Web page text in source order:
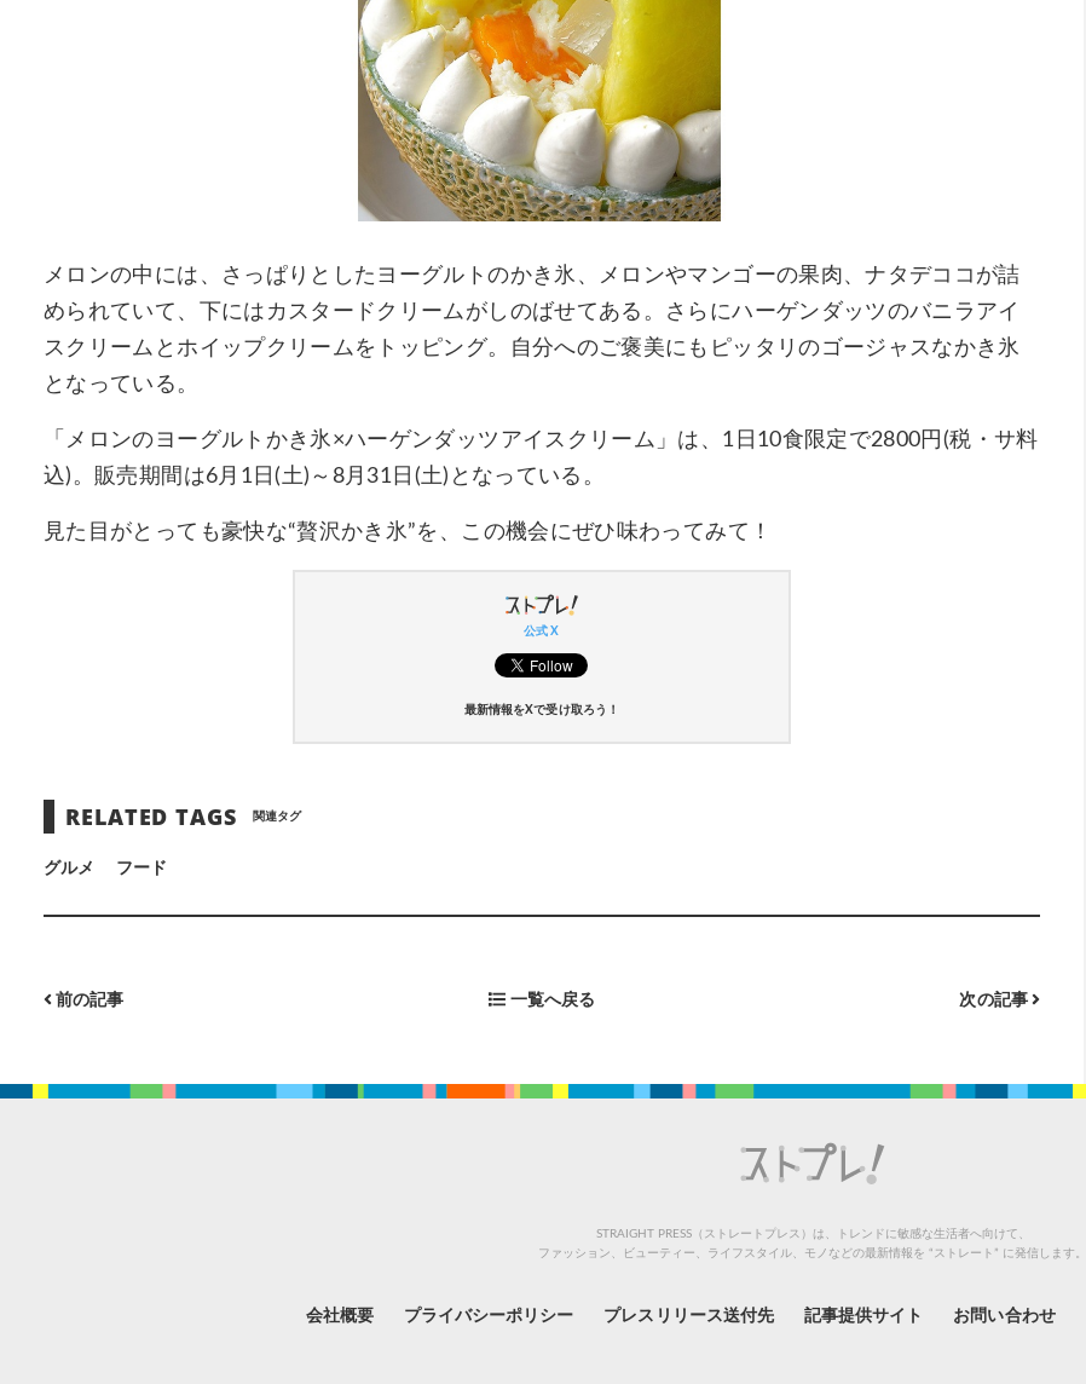
メロンの中には、さっぱりとしたヨーグルトのかき氷、メロンやマンゴーの果肉、ナタデココが詰
められていて、下にはカスタードクリームがしのばせてある。さらにハーゲンダッツのバニラアイ
スクリームとホイップクリームをトッピング。自分へのご褒美にもピッタリのゴージャスなかき氷
となっている。
「メロンのヨーグルトかき氷×ハーゲンダッツアイスクリーム」は、1日10食限定で2800円(税・サ料
込)。販売期間は6月1日(土)～8月31日(土)となっている。
見た目がとっても豪快な“贅沢かき氷”を、この機会にぜひ味わってみて！
公式 X
最新情報をXで受け取ろう！
RELATED TAGS 関連タグ
グルメ フード
前の記事 一覧へ戻る 次の記事
STRAIGHT PRESS（ストレートプレス）は、トレンドに敏感な生活者へ向けて、
ファッション、ビューティー、ライフスタイル、モノなどの最新情報を “ストレート” に発信します。
会社概要 プライバシーポリシー プレスリリース送付先 記事提供サイト お問い合わせ